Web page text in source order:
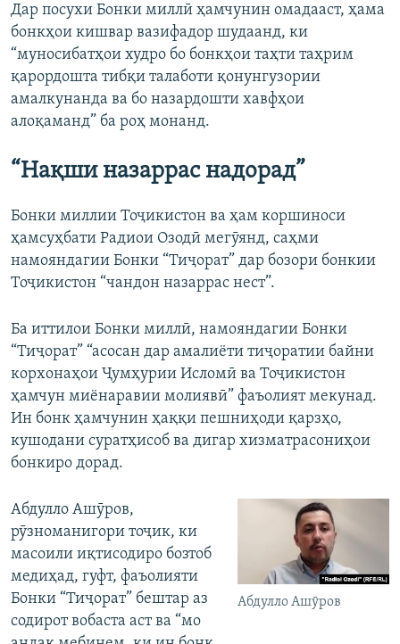
Дар посухи Бонки миллӣ ҳамчунин омадааст, ҳама
бонкҳои кишвар вазифадор шудаанд, ки
“муносибатҳои худро бо бонкҳои таҳти таҳрим
қарордошта тибқи талаботи қонунгузории
амалкунанда ва бо назардошти хавфҳои
алоқаманд” ба роҳ монанд.
“Нақши назаррас надорад”
Бонки миллии Тоҷикистон ва ҳам коршиноси
ҳамсуҳбати Радиои Озодӣ мегӯянд, саҳми
намояндагии Бонки “Тиҷорат” дар бозори бонкии
Тоҷикистон “чандон назаррас нест”.
Ба иттилои Бонки миллӣ, намояндагии Бонки
“Тиҷорат” “асосан дар амалиёти тиҷоратии байни
корхонаҳои Ҷумҳурии Исломӣ ва Тоҷикистон
ҳамчун миёнаравии молиявӣ” фаъолият мекунад.
Ин бонк ҳамчунин ҳаққи пешниҳоди қарзҳо,
кушодани суратҳисоб ва дигар хизматрасониҳои
бонкиро дорад.
Абдулло Ашӯров
Абдулло Ашӯров,
рӯзноманигори тоҷик, ки
масоили иқтисодиро бозтоб
медиҳад, гуфт, фаъолияти
Бонки “Тиҷорат” бештар аз
содирот вобаста аст ва “мо